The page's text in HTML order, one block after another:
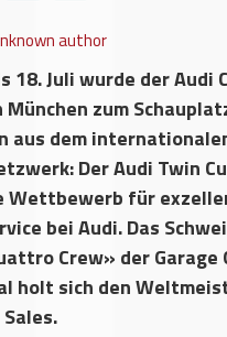
author
18. Juli wurde der Audi
zum
aus dem
Der Audi Twin
für
bei Audi. Das
Crew» der Garage
holt sich den